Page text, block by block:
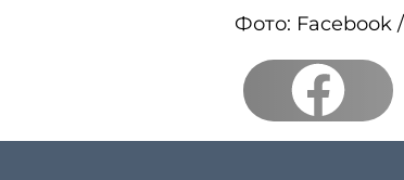
Фото: Facebook